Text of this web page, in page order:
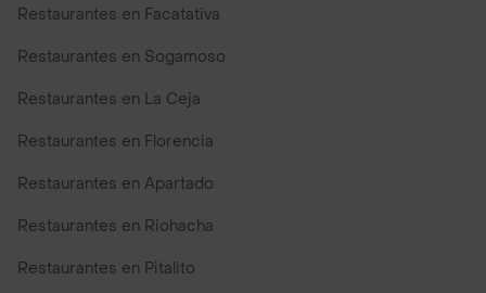
Restaurantes en Facatativa
Restaurantes en Sogamoso
Restaurantes en La Ceja
Restaurantes en Florencia
Restaurantes en Apartado
Restaurantes en Riohacha
Restaurantes en Pitalito